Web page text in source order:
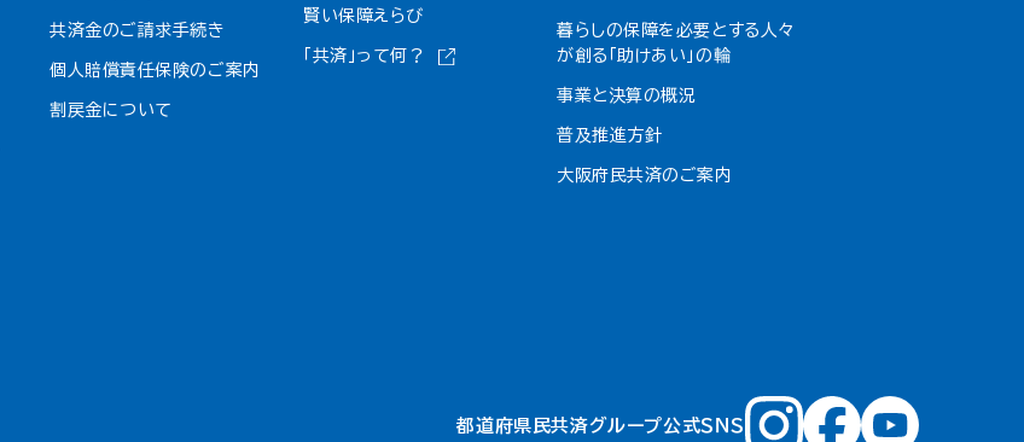
共済金のご請求手続き
個人賠償責任保険のご案内
割戻金について​
賢い保障えらび
「共済」って何？
暮らしの保障を必要とする人々
が創る「助けあい」の輪
事業と決算の概況
普及推進方針
大阪府民共済のご案内
都道府県民共済グループ公式ＳＮＳ